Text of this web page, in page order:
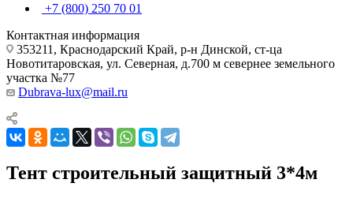
+7 (800) 250 70 01
Контактная информация
353211, Краснодарский Край, р-н Динской, ст-ца
Новотитаровская, ул. Северная, д.700 м севернее земельного
участка №77
Dubrava-lux@mail.ru
Тент строительный защитный 3*4м